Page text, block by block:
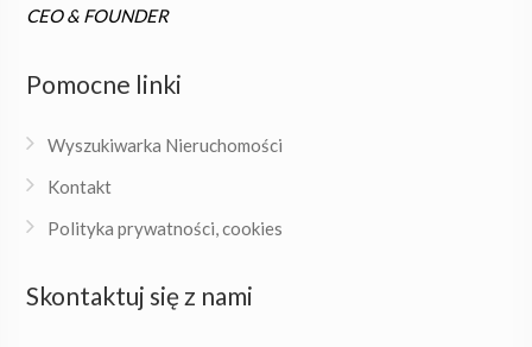
CEO & FOUNDER
Pomocne linki
Wyszukiwarka Nieruchomości
Kontakt
Polityka prywatności, cookies
Skontaktuj się z nami